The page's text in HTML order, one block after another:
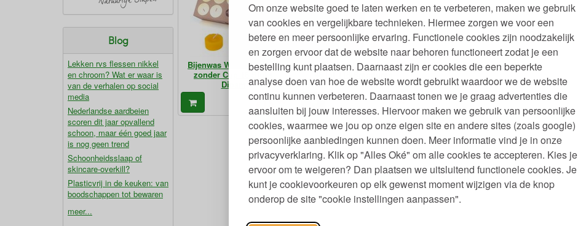
Om onze website goed te laten werken en te verbeteren, maken we gebruik
van cookies en vergelijkbare technieken. Hiermee zorgen we voor een
betere en meer persoonlijke ervaring. Functionele cookies zijn noodzakelijk
en zorgen ervoor dat de website naar behoren functioneert zodat je een
bestelling kunt plaatsen. Daarnaast zijn er cookies die een beperkte
analyse doen van hoe de website wordt gebruikt waardoor we de website
continu kunnen verbeteren. Daarnaast tonen we je graag advertenties die
aansluiten bij jouw interesses. Hiervoor maken we gebruik van persoonlijke
cookies, waarmee we jou op onze eigen site en andere sites (zoals google)
persoonlijke aanbiedingen kunnen doen. Meer informatie vind je in onze
privacyverklaring. Klik op "Alles Oké" om alle cookies te accepteren. Kies je
ervoor om te weigeren? Dan plaatsen we uitsluitend functionele cookies. Je
kunt je cookievoorkeuren op elk gewenst moment wijzigen via de knop
onderop de site "cookie instellingen aanpassen".
Blog
Lekken rvs flessen nikkel
en chroom? Wat er waar is
van de verhalen op social
media
Nederlandse aardbeien
scoren dit jaar opvallend
schoon, maar één goed jaar
is nog geen trend
Schoonheidsslaap of
skincare-overkill?
Plasticvrij in de keuken: van
boodschappen tot bewaren
meer...
Bijenwas Waxinelichtjes
zonder Cup 18 Stuks
Dipam
15,60
Stompkaars Bijenwas van
48 tot 118 Branduren
€ 9,95